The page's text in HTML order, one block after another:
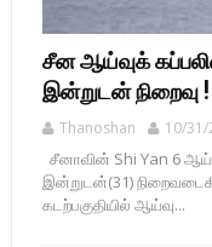
சீன ஆய்வுக்
இன்றுடன் நிறைவு !
Thanoshan 10/31/
சீனாவின் Shi Yan 6
இன்றுடன்(31)
கடற்பகுதியில் ஆய்வு...